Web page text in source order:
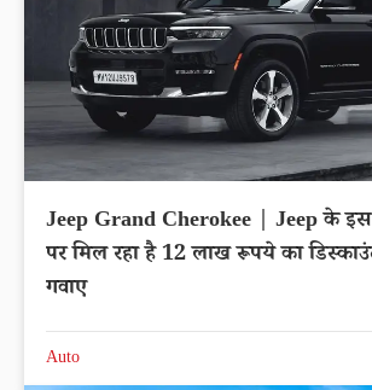
Jeep Grand Cherokee | Jeep के इस
पर मिल रहा है 12 लाख रूपये का
गवाए
Auto